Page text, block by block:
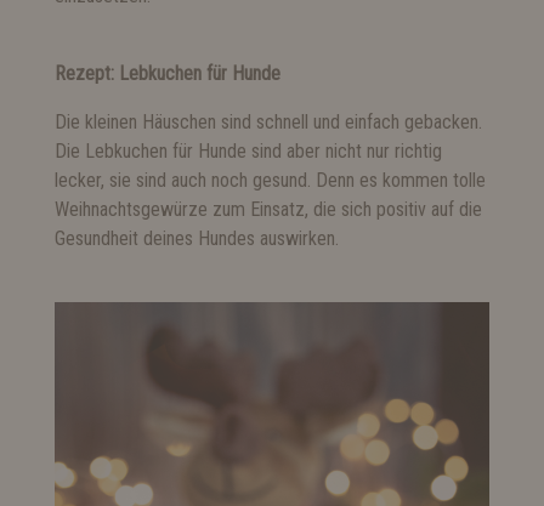
Rezept: Lebkuchen für Hunde
Die kleinen Häuschen sind schnell und einfach gebacken.
Die Lebkuchen für Hunde sind aber nicht nur richtig
lecker, sie sind auch noch gesund. Denn es kommen tolle
Weihnachtsgewürze zum Einsatz, die sich positiv auf die
Gesundheit deines Hundes auswirken.